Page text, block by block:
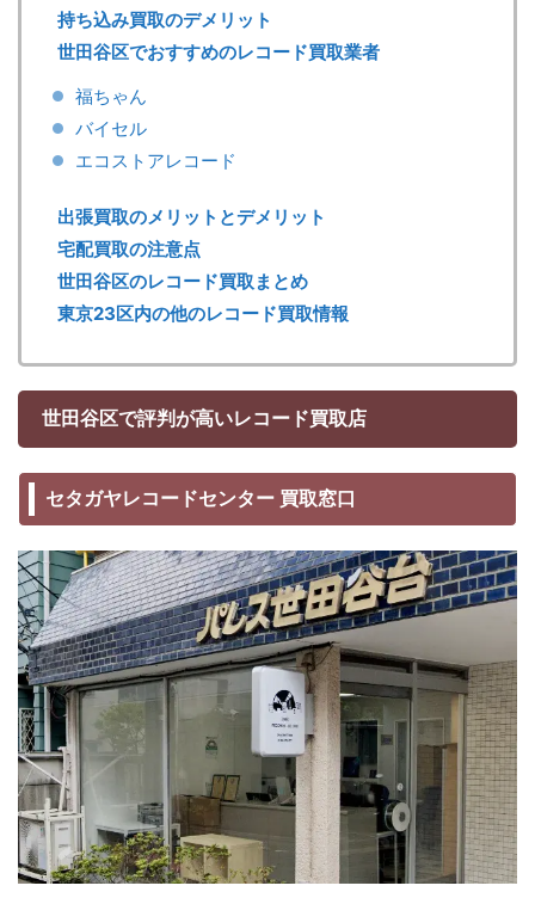
持ち込み買取のデメリット
世田谷区でおすすめのレコード買取業者
福ちゃん
バイセル
エコストアレコード
出張買取のメリットとデメリット
宅配買取の注意点
世田谷区のレコード買取まとめ
東京23区内の他のレコード買取情報
世田谷区で評判が高いレコード買取店
セタガヤレコードセンター 買取窓口